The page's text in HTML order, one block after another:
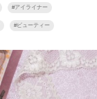
#アイライナー
#ビューティー